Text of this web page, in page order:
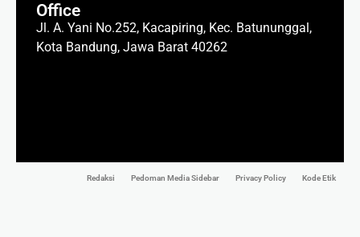
Office
Jl. A. Yani No.252, Kacapiring, Kec. Batununggal,
Kota Bandung, Jawa Barat 40262
Redaksi Pedoman Media Sidebar Privacy Policy Kode Etik